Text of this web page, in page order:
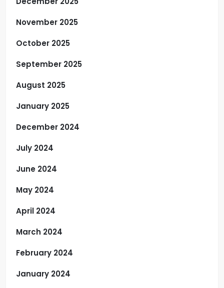
November 2025
October 2025
September 2025
August 2025
January 2025
December 2024
July 2024
June 2024
May 2024
April 2024
March 2024
February 2024
January 2024